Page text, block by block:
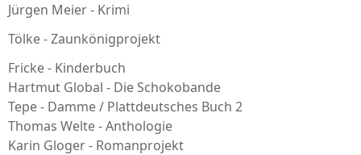
Jürgen Meier - Krimi
Tölke - Zaunkönigprojekt
Fricke - Kinderbuch
Hartmut Global - Die Schokobande
Tepe - Damme / Plattdeutsches Buch 2
Thomas Welte - Anthologie
Karin Gloger - Romanprojekt